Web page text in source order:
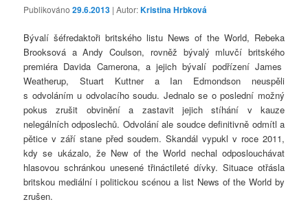
Publikováno29.6.2013 | Autor:Kristina Hrbková
Bývalí šéfredaktoři britského listu News of the World, Rebeka
Brooksová a Andy Coulson, rovněž bývalý mluvčí britského
premiéra Davida Camerona, a jejich bývalí podřízení James
Weatherup, Stuart Kuttner a Ian Edmondson neuspěli
s odvoláním u odvolacího soudu. Jednalo se o poslední možný
pokus zrušit obvinění a zastavit jejich stíhání v kauze
nelegálních odposlechů. Odvolání ale soudce definitivně odmítl a
pětice v září stane před soudem. Skandál vypukl v roce 2011,
kdy se ukázalo, že New of the World nechal odposlouchávat
hlasovou schránkou unesené třináctileté dívky. Situace otřásla
britskou mediální i politickou scénou a list News of the World by
zrušen.